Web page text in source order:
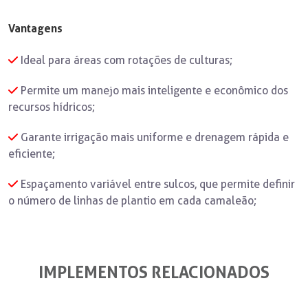
Vantagens
Ideal para áreas com rotações de culturas;
Permite um manejo mais inteligente e econômico dos
recursos hídricos;
Garante irrigação mais uniforme e drenagem rápida e
eficiente;
Espaçamento variável entre sulcos, que permite definir
o número de linhas de plantio em cada camaleão;
IMPLEMENTOS RELACIONADOS